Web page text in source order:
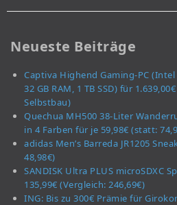
Neueste Beiträge
Captiva Highend Gaming-PC (Intel
32 GB RAM, 1 TB SSD) für
Selbstbau)
Quechua MH500 38-Liter
in 4 Farben für je 59,98€ (statt:
adidas Men’s Barreda JR1205
48,98€)
SANDISK Ultra PLUS microSDXC
135,99€ (Vergleich: 246,69€)
ING: Bis zu 300€ Prämie für